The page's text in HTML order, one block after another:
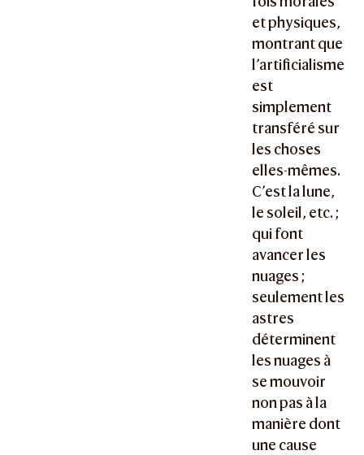
et physiques,
montrant que
l’artificialisme
est
simplement
transféré sur
les choses
elles-mêmes.
C’est la lune,
le soleil, etc. ;
qui font
avancer les
nuages ;
seulement les
astres
déterminent
les nuages à
se mouvoir
non pas à la
manière dont
une cause